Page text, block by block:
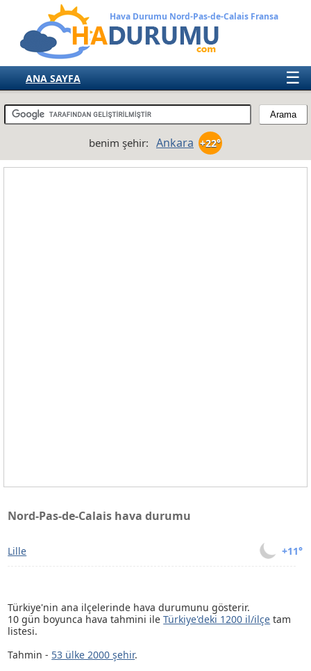
Hava Durumu Nord-Pas-de-Calais Fransa
☰
ANA SAYFA
TÜRKİYE
benim şehir: Ankara +22°
Nord-Pas-de-Calais hava durumu
+11°
Lille
Türkiye'nin ana ilçelerinde hava durumunu gösterir.
10 gün boyunca hava tahmini ileTürkiye'deki 1200 il/ilçe tam
listesi.
Tahmin - 53 ülke 2000 şehir.